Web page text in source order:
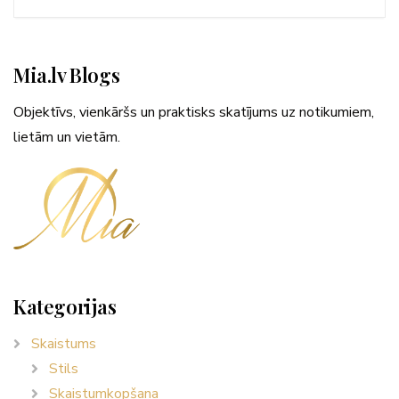
Mia.lv Blogs
Objektīvs, vienkāršs un praktisks skatījums uz notikumiem,
lietām un vietām.
Kategorijas
Skaistums
Stils
Skaistumkopšana